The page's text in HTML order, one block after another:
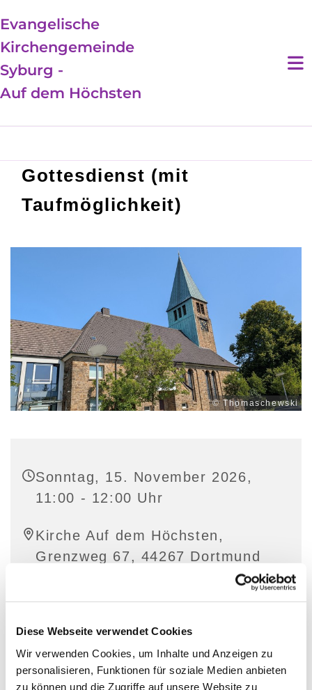
Diese Webseite verwendet Cookies
Wir verwenden Cookies, um Inhalte und Anzeigen zu
personalisieren, Funktionen für soziale Medien anbieten
zu können und die Zugriffe auf unsere Website zu
Evangelische
Kirchengemeinde
Syburg -
Auf dem Höchsten
Gottesdienst (mit
Taufmöglichkeit)
© Thomaschewski
Sonntag, 15. November 2026,
11:00 - 12:00 Uhr
Kirche Auf dem Höchsten,
Grenzweg 67, 44267 Dortmund